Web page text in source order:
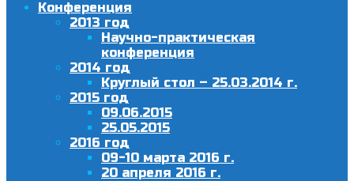
Конференция
2013 год
Научно-практическая
конференция
2014 год
Круглый стол – 25.03.2014 г.
2015 год
09.06.2015
25.05.2015
2016 год
09-10 марта 2016 г.
20 апреля 2016 г.